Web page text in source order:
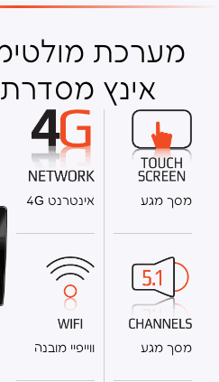
אינץ מסדרת GALAXY
מסך מגע
מסך מגע
אינטרנט 4G
ווייפיי מובנה